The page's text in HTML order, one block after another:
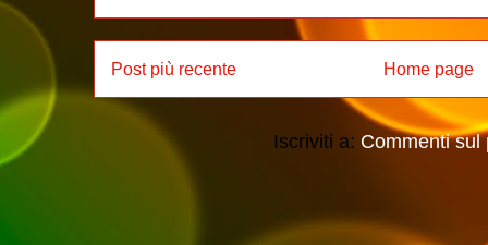
Post più recente Home page
Iscriviti a: Commenti sul